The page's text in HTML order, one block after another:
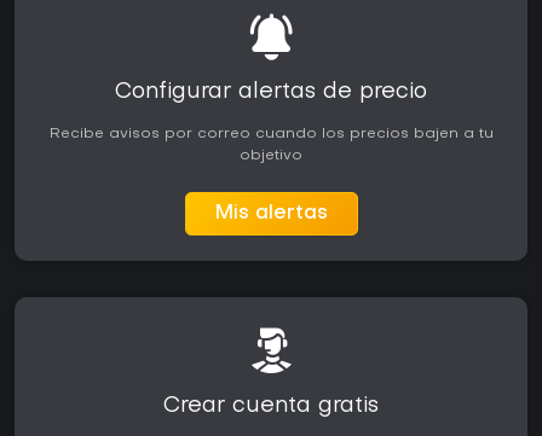
Configurar alertas de precio
Recibe avisos por correo cuando los precios bajen a tu
objetivo
Mis alertas
Crear cuenta gratis